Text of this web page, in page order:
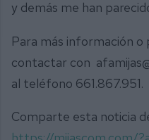
y demás me han
Para más información
contactar con
al teléfono 661.867.951.
Comparte esta noticia